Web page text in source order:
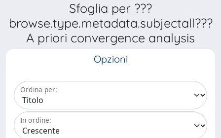
Sfoglia per ???
browse.type.metadata.subjectall???
A priori convergence analysis
Opzioni
Ordina per:
In ordine: